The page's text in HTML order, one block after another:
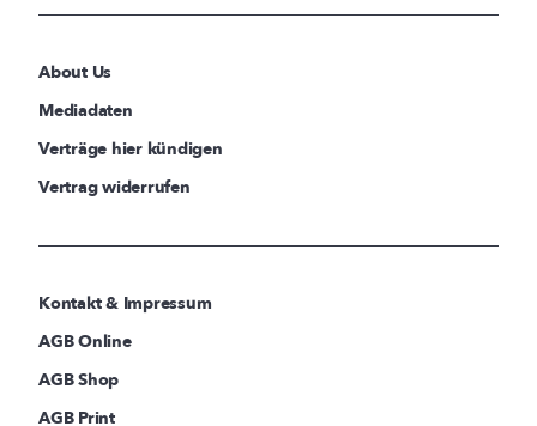
About Us
Mediadaten
Verträge hier kündigen
Vertrag widerrufen
Kontakt & Impressum
AGB Online
AGB Shop
AGB Print